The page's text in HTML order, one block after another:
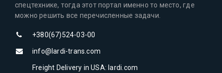
спецтехнике, тогда этот портал именно то место, где
можно решить все перечисленные задачи.
+380(67)524-03-00
info@lardi-trans.com
Freight Delivery in USA: lardi.com